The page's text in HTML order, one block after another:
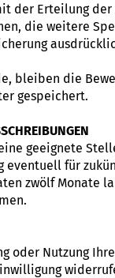
der Erteilung
die weitere
bleiben die
gespeichert.
geeignete
eventuell für
zwölf Monate
oder Nutzung